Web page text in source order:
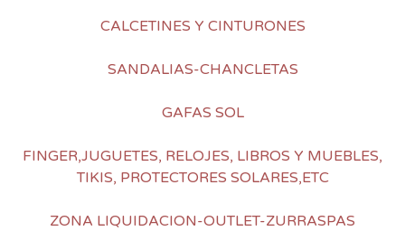
CALCETINES Y CINTURONES
SANDALIAS-CHANCLETAS
GAFAS SOL
FINGER,JUGUETES, RELOJES, LIBROS Y MUEBLES,
TIKIS, PROTECTORES SOLARES,ETC
ZONA LIQUIDACION-OUTLET-ZURRASPAS